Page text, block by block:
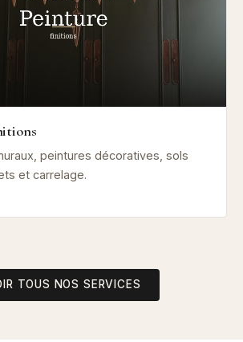
peintures décoratives, sols
et carrelage.
TOUS NOS SERVICES